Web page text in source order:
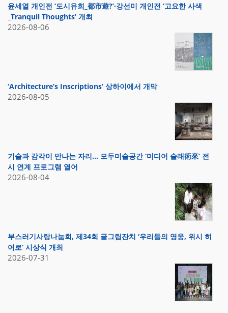
윤세열 개인전 ‘도시유희_都市遊?’·강선미 개인전 ‘고요한 사색
_Tranquil Thoughts’ 개최
2026-08-06
‘Architecture’s Inscriptions’ 상하이에서 개막
2026-08-05
기술과 감각이 만나는 자리… 모두미술공간 ‘미디어 술래術來’ 전
시 연계 프로그램 열어
2026-08-04
부스러기사랑나눔회, 제34회 글그림잔치 ‘우리들의 영웅, 위시 히
어로’ 시상식 개최
2026-07-31